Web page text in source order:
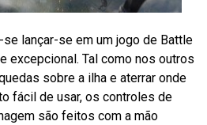
se lançar-se em um jogo de Battle
excepcional. Tal como nos outros
sobre a ilha e aterrar onde
fácil de usar, os controles de
são feitos com a mão